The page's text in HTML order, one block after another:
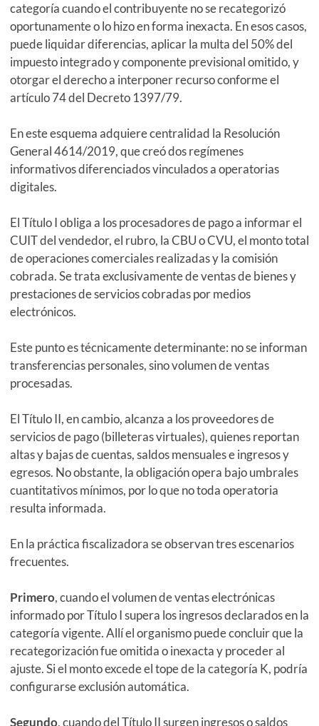
categoría cuando el contribuyente no se recategorizó
oportunamente o lo hizo en forma inexacta. En esos casos,
puede liquidar diferencias, aplicar la multa del 50% del
impuesto integrado y componente previsional omitido, y
otorgar el derecho a interponer recurso conforme el
artículo 74 del Decreto 1397/79.
En este esquema adquiere centralidad la Resolución
General 4614/2019, que creó dos regímenes
informativos diferenciados vinculados a operatorias
digitales.
El Título I obliga a los procesadores de pago a informar el
CUIT del vendedor, el rubro, la CBU o CVU, el monto total
de operaciones comerciales realizadas y la comisión
cobrada. Se trata exclusivamente de ventas de bienes y
prestaciones de servicios cobradas por medios
electrónicos.
Este punto es técnicamente determinante: no se informan
transferencias personales, sino volumen de ventas
procesadas.
El Título II, en cambio, alcanza a los proveedores de
servicios de pago (billeteras virtuales), quienes reportan
altas y bajas de cuentas, saldos mensuales e ingresos y
egresos. No obstante, la obligación opera bajo umbrales
cuantitativos mínimos, por lo que no toda operatoria
resulta informada.
En la práctica fiscalizadora se observan tres escenarios
frecuentes.
Primero, cuando el volumen de ventas electrónicas
informado por Título I supera los ingresos declarados en la
categoría vigente. Allí el organismo puede concluir que la
recategorización fue omitida o inexacta y proceder al
ajuste. Si el monto excede el tope de la categoría K, podría
configurarse exclusión automática.
Segundo, cuando del Título II surgen ingresos o saldos